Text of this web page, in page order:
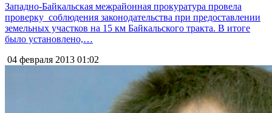
Западно-Байкальская межрайонная прокуратура провела
проверку соблюдения законодательства при предоставлении
земельных участков на 15 км Байкальского тракта. В итоге
было установлено,…
04 февраля 2013 01:02